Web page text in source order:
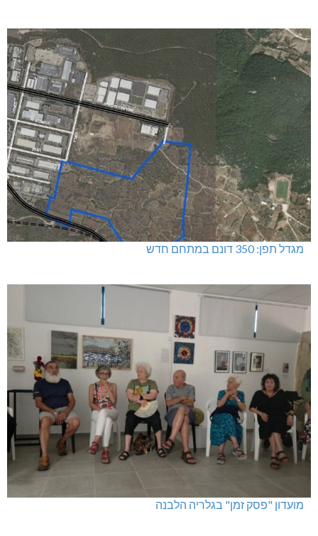
שריפה באבו סנאן
דו"צ בחוסר מקצועיות וזלזול